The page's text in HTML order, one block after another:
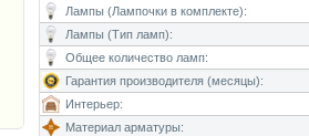
Лампы (Лампочки в комплекте):
Лампы (Тип ламп):
Общее количество ламп:
Гарантия производителя (месяцы):
Интерьер:
Материал арматуры: